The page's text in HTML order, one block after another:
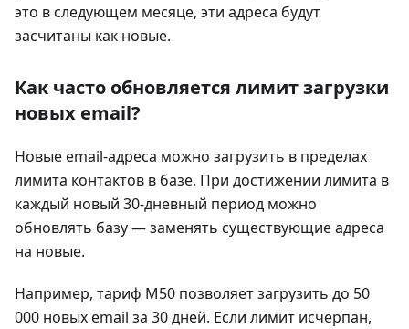
это в следующем месяце, эти адреса будут
засчитаны как новые.
Как часто обновляется лимит загрузки
новых email?
Новые email-адреса можно загрузить в пределах
лимита контактов в базе. При достижении лимита в
каждый новый 30-дневный период можно
обновлять базу — заменять существующие адреса
на новые.
Например, тариф М50 позволяет загрузить до 50
000 новых email за 30 дней. Если лимит исчерпан,